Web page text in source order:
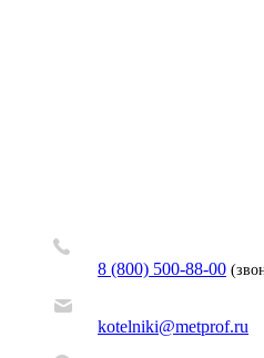
8 (800) 500-88-00
kotelniki@metprof.ru